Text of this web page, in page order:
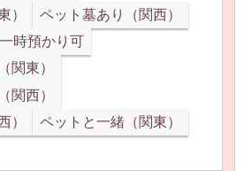
）
ペット墓あり（関西）
一時預かり可
関東）
関西）
）
ペットと一緒（関東）